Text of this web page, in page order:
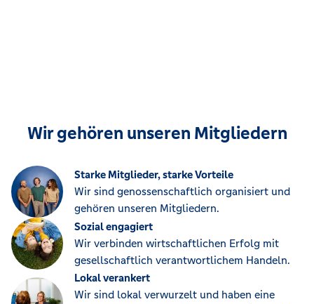
Wir gehören unseren Mitgliedern
Starke Mitglieder, starke Vorteile
Wir sind genossenschaftlich organisiert und
gehören unseren Mitgliedern.
Sozial engagiert
Wir verbinden wirtschaftlichen Erfolg mit
gesellschaftlich verantwortlichem Handeln.
Lokal verankert
Wir sind lokal verwurzelt und haben eine